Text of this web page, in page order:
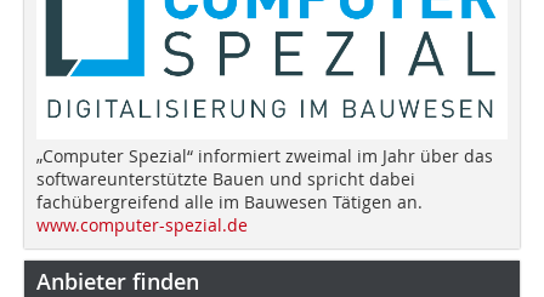
„Computer Spezial“ informiert zweimal im Jahr über das
softwareunterstützte Bauen und spricht dabei
fachübergreifend alle im Bauwesen Tätigen an.
www.computer-spezial.de
Anbieter finden